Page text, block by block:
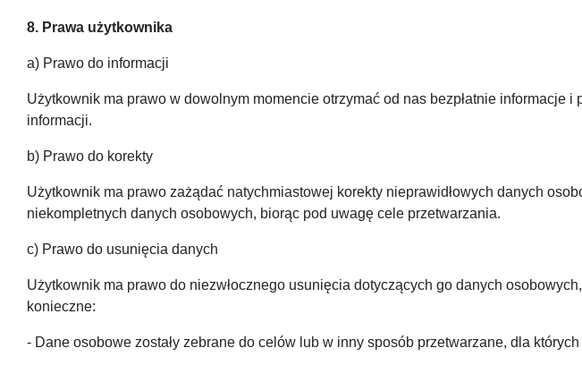
8. Prawa użytkownika
a) Prawo do informacji
Użytkownik ma prawo w dowolnym momencie otrzymać od nas bezpłatnie
informacji.
b) Prawo do korekty
Użytkownik ma prawo zażądać natychmiastowej korekty nieprawidłowych danych
niekompletnych danych osobowych, biorąc pod uwagę cele przetwarzania.
c) Prawo do usunięcia danych
Użytkownik ma prawo do niezwłocznego usunięcia dotyczących go danych
konieczne:
- Dane osobowe zostały zebrane do celów lub w inny sposób przetwarzane, dla